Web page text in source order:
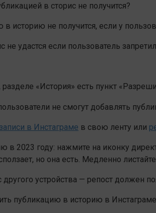
в сторис не получится?
историю не получится, если у
удастся если пользователь
«История» есть пункт
не смогут добавлять
в Инстаграме в свою ленту или
в 2023 году: нажмите на иконку
но она есть. Медленно
устройства — репост должен
публикацию в историю в Инстаграме.